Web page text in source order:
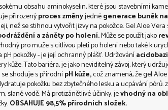
obsahu aminokyselin, které jsou stavebními
přirozenýproceszměnyjednégenerace buněk
nežsestihnou vytvořitjizvy na pokožce.Gel AloeVera
azánětypo holení.Může se použítjako
pro muže s citlivou pletí po holení nebotakék
pHpokožky-je jejíochrannýplášť.Udržování
kůže.Tatobariéra, je jakoneviditelnýzávoj, který
se shoduje spřírodnípH kůže,což znamená, žegelA
pokožku bez zbytečného lesku a ucpávání pórů.
slané vodě. Má protizánětlivé účinky, jevhodný na
OBSAHUJE98,5%přírodních složek.